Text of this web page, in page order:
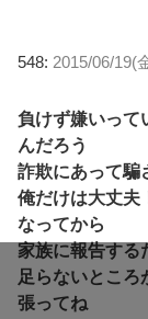
548: 2015/06/19(
負けず嫌いって
んだろう
詐欺にあって騙
俺だけは大丈夫
なってから
家族に報告する
足らないところ
張ってね